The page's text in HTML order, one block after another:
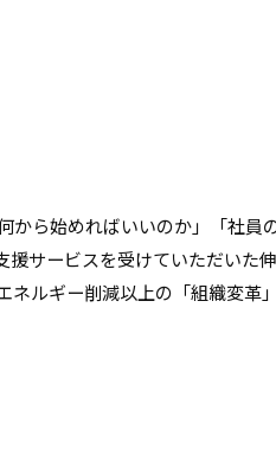
から始めればいいのか」「社員
援サービスを受けていただいた
ネルギー削減以上の「組織変革